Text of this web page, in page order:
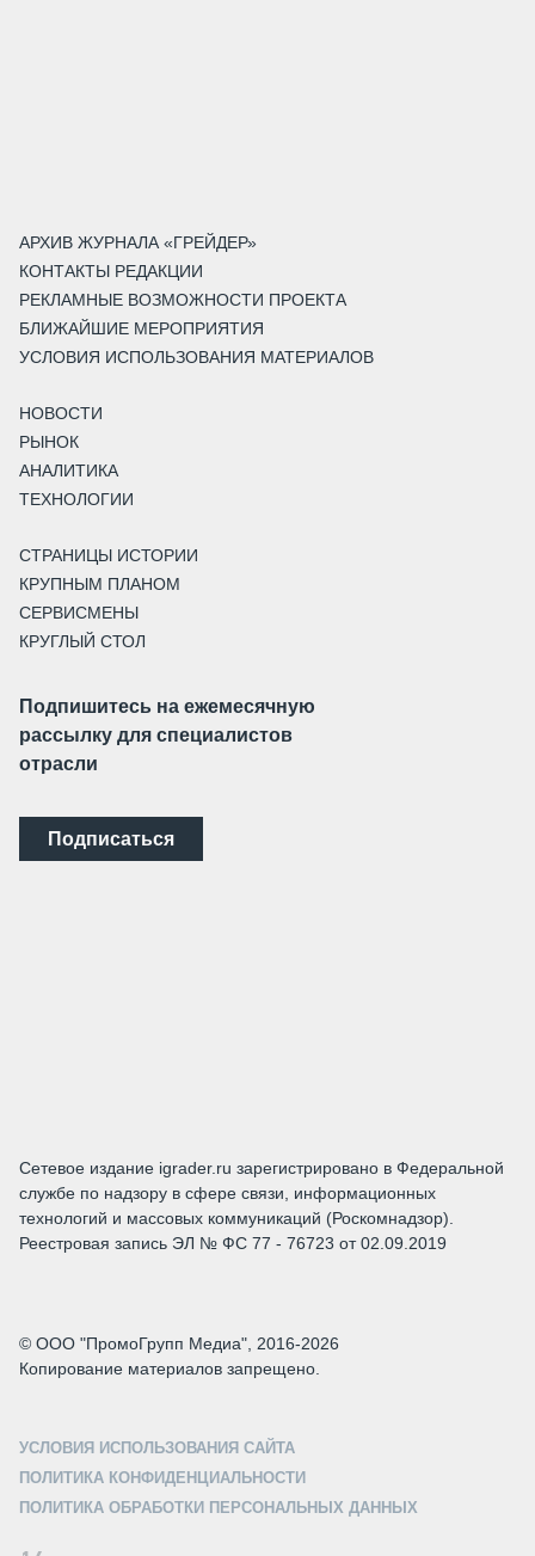
АРХИВ ЖУРНАЛА «ГРЕЙДЕР»
КОНТАКТЫ РЕДАКЦИИ
РЕКЛАМНЫЕ ВОЗМОЖНОСТИ ПРОЕКТА
БЛИЖАЙШИЕ МЕРОПРИЯТИЯ
УСЛОВИЯ ИСПОЛЬЗОВАНИЯ МАТЕРИАЛОВ
НОВОСТИ
РЫНОК
АНАЛИТИКА
ТЕХНОЛОГИИ
СТРАНИЦЫ ИСТОРИИ
КРУПНЫМ ПЛАНОМ
СЕРВИСМЕНЫ
КРУГЛЫЙ СТОЛ
Подпишитесь на ежемесячную
рассылку для специалистов
отрасли
Подписаться
Сетевое издание igrader.ru зарегистрировано в Федеральной
службе по надзору в сфере связи, информационных
технологий и массовых коммуникаций (Роскомнадзор).
Реестровая запись ЭЛ № ФС 77 - 76723 от 02.09.2019
© ООО "ПромоГрупп Медиа", 2016-2026
Копирование материалов запрещено.
УСЛОВИЯ ИСПОЛЬЗОВАНИЯ САЙТА
ПОЛИТИКА КОНФИДЕНЦИАЛЬНОСТИ
ПОЛИТИКА ОБРАБОТКИ ПЕРСОНАЛЬНЫХ ДАННЫХ